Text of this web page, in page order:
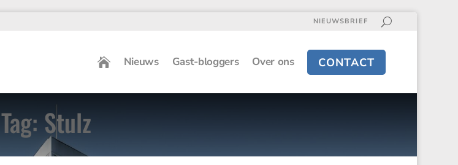
NIEUWSBRIEF
Nieuws Gast-bloggers Over ons CONTACT
Tag: Stulz